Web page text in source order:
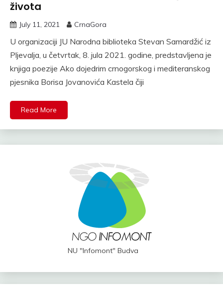
života
July 11, 2021 CrnaGora
U organizaciji JU Narodna biblioteka Stevan Samardžić iz
Pljevalja, u četvrtak, 8. jula 2021. godine, predstavljena je
knjiga poezije Ako dojedrim crnogorskog i mediteranskog
pjesnika Borisa Jovanovića Kastela čiji
Read More
NU "Infomont" Budva